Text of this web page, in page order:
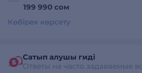
199 990 сом
Көбірек көрсету
Сатып алушы гиді
Ответы на часто задаваемые